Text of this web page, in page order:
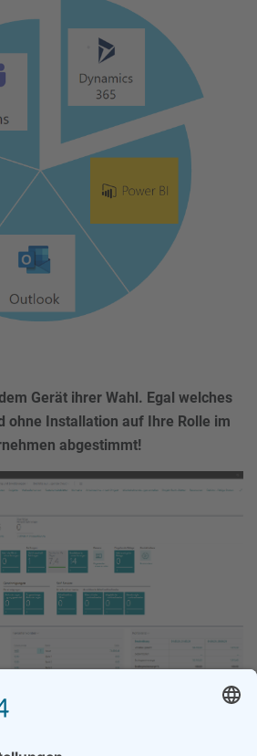
Gerät ihrer Wahl. Egal welches
ohne Installation auf Ihre Rolle im
abgestimmt!